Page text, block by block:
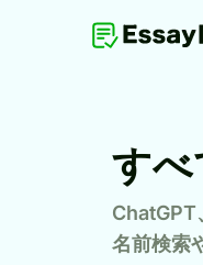
す
ChatGPT
名前検索